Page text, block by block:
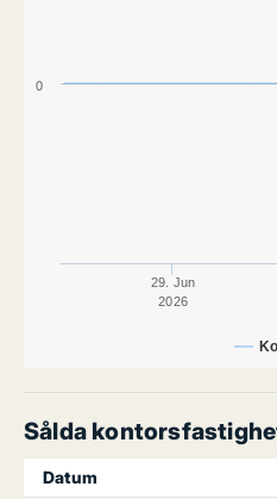
29. Jun
2026
0
Sålda
Datum